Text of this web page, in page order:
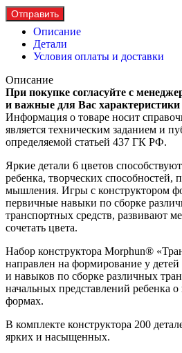
Отправить
Описание
Детали
Условия оплаты и доставки
Описание
При покупке согласуйте с
и важные для Вас характеристики
Информация о товаре носит
является техническим заданием и
определяемой статьей 437 ГК РФ.
Яркие детали 6 цветов
ребенка, творческих способностей,
мышления. Игры с конструктором
первичные навыки по сборке
транспортных средств, развивают
сочетать цвета.
Набор конструктора Morphun®
направлен на формирование у
и навыков по сборке различных
начальных представлений ребенка
формах.
В комплекте конструктора 200
ярких и насыщенных.